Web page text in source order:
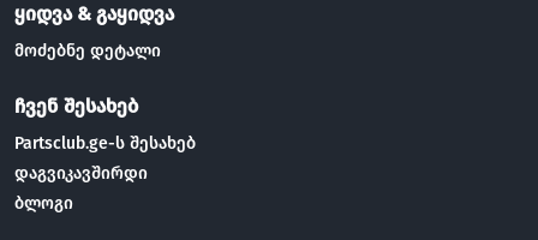
ყიდვა & გაყიდვა
მოძებნე დეტალი
ჩვენ შესახებ
Partsclub.ge-ს შესახებ
დაგვიკავშირდი
ბლოგი